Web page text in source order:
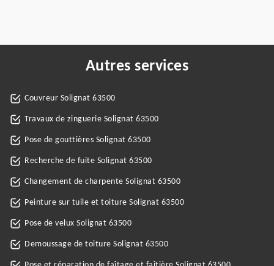
Autres services
Couvreur Solignat 63500
Travaux de zinguerie Solignat 63500
Pose de gouttières Solignat 63500
Recherche de fuite Solignat 63500
Changement de charpente Solignat 63500
Peinture sur tuile et toiture Solignat 63500
Pose de velux Solignat 63500
Demoussage de toiture Solignat 63500